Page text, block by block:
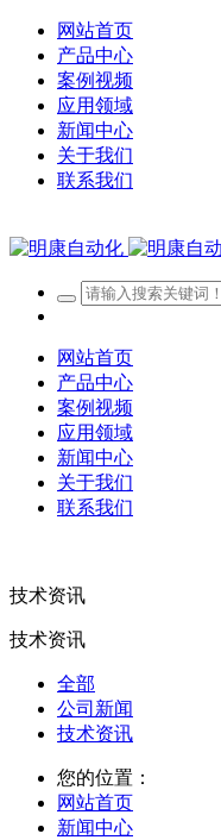
网站首页
产品中心
案例视频
应用领域
新闻中心
关于我们
联系我们
网站首页
产品中心
案例视频
应用领域
新闻中心
关于我们
联系我们
技术资讯
技术资讯
全部
公司新闻
技术资讯
您的位置：
网站首页
新闻中心